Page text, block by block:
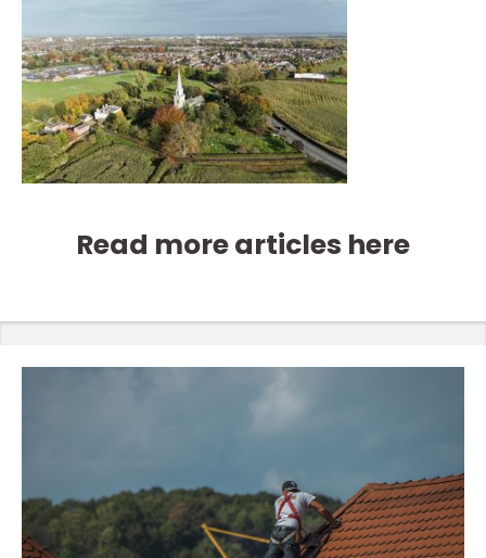
Read more articles here